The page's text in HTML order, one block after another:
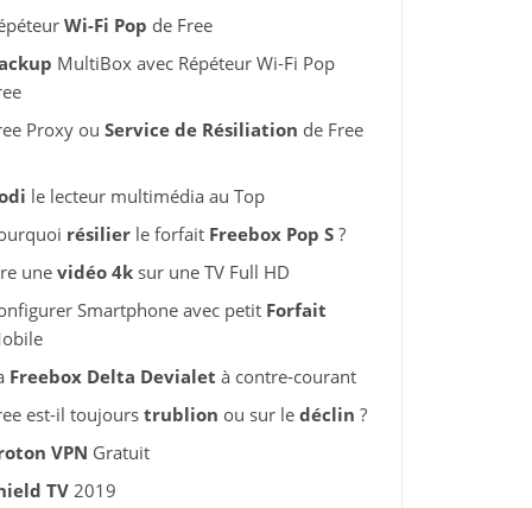
Wi-Fi Pop de Free
MultiBox avec Répéteur Wi-Fi Pop
Proxy ou Service de Résiliation de Free
le lecteur multimédia au Top
résilierle forfait Freebox Pop S?
unevidéo 4ksur une TV Full HD
Smartphone avec petit Forfait
Freebox Delta Devialet à contre-courant
est-il toujours trublion ou sur le déclin ?
VPN Gratuit
TV2019